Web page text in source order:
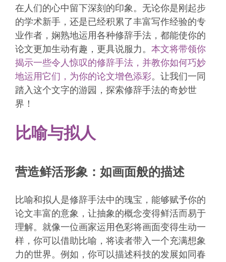
在人们的心中留下深刻的印象。无论你是刚起步
的学术新手，还是已经积累了丰富写作经验的专
业作者，娴熟地运用各种修辞手法，都能使你的
论文更加生动有趣，更具说服力。 本文将带领你
揭示一些令人惊叹的修辞手法，并教你如何巧妙
地运用它们，为你的论文增色添彩。让我们一同
踏入这个文字的游园，探索修辞手法的奇妙世
界！
比喻与拟人
营造鲜活形象：如画面般的描述
比喻和拟人是修辞手法中的瑰宝，能够赋予你的
论文丰富的意象，让抽象的概念变得鲜活而易于
理解。就像一位画家运用色彩将画面变得生动一
样，你可以借助比喻，将读者带入一个充满想象
力的世界。例如，你可以描述科技的发展如同春